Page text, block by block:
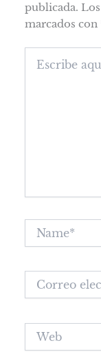
publicada.
marcados con
aquí...
Correo
electrónico*
Web